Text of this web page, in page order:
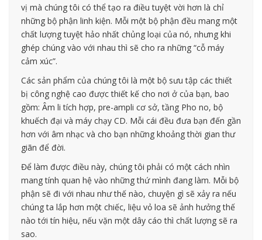
vị mà chúng tôi có thể tạo ra điều tuyệt vời hơn là chỉ
những bộ phận linh kiện. Mỗi một bộ phận đều mang một
chất lượng tuyệt hảo nhất chủng loại của nó, nhưng khi
ghép chúng vào với nhau thì sẽ cho ra những “cỗ máy
cảm xúc”.
Các sản phẩm của chúng tôi là một bộ sưu tập các thiết
bị công nghệ cao được thiết kế cho nơi ở của bạn, bao
gồm: Âm li tích hợp, pre-ampli cơ sở, tầng Pho no, bộ
khuếch đại và máy chạy CD. Mỗi cái đều đưa bạn đến gần
hơn với âm nhạc và cho bạn những khoảng thời gian thư
giãn để đời.
Để làm được điều này, chúng tôi phải có một cách nhìn
mang tính quan hệ vào những thứ mình đang làm. Mỗi bộ
phận sẽ đi với nhau như thế nào, chuyện gì sẽ xảy ra nếu
chúng ta lắp hơn một chiếc, liệu vỏ loa sẽ ảnh hưởng thế
nào tới tín hiệu, nếu vặn một dây cáo thì chất lượng sẽ ra
sao.